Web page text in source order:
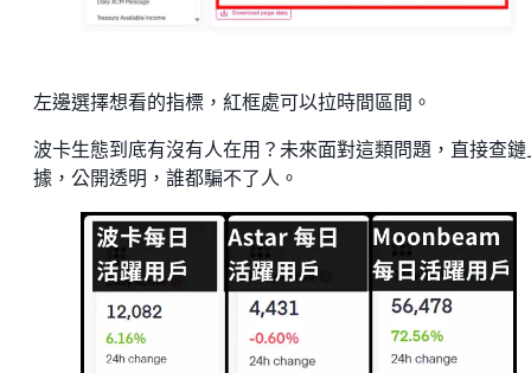
左邊選擇想看的指標，紅框處可以拉時間區間。
波卡生態到底有沒有人在用？未來面對這類問題，直接查鏈
據，公開透明，誰都騙不了人。